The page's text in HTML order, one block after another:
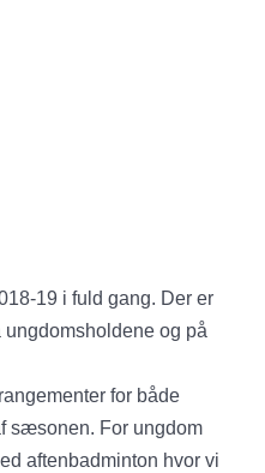
19 i fuld gang. Der er
og på
for både
sæsonen. For ungdom
aftenbadminton hvor vi